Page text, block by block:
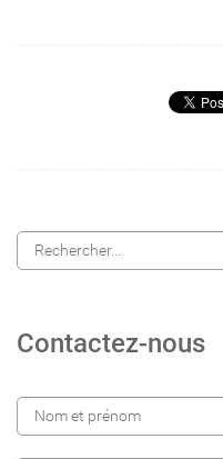
Contactez-nous